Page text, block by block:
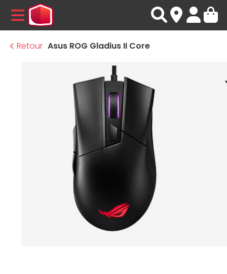
MENU
Retour Asus ROG Gladius II Core